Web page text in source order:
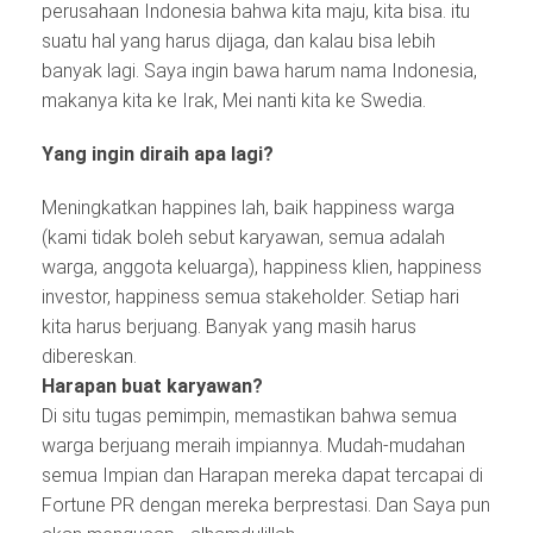
perusahaan Indonesia bahwa kita maju, kita bisa. itu
suatu hal yang harus dijaga, dan kalau bisa lebih
banyak lagi. Saya ingin bawa harum nama Indonesia,
makanya kita ke Irak, Mei nanti kita ke Swedia.
Yang ingin diraih apa lagi?
Meningkatkan happines lah, baik happiness warga
(kami tidak boleh sebut karyawan, semua adalah
warga, anggota keluarga), happiness klien, happiness
investor, happiness semua stakeholder. Setiap hari
kita harus berjuang. Banyak yang masih harus
dibereskan.
Harapan buat karyawan?
Di situ tugas pemimpin, memastikan bahwa semua
warga berjuang meraih impiannya. Mudah-mudahan
semua Impian dan Harapan mereka dapat tercapai di
Fortune PR dengan mereka berprestasi. Dan Saya pun